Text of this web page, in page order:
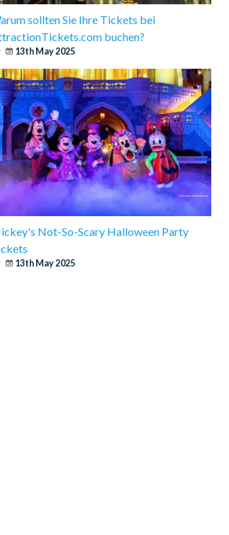
sollten Sie Ihre Tickets bei
buchen?
13th May 2025
Not-So-Scary Halloween Party
13th May 2025